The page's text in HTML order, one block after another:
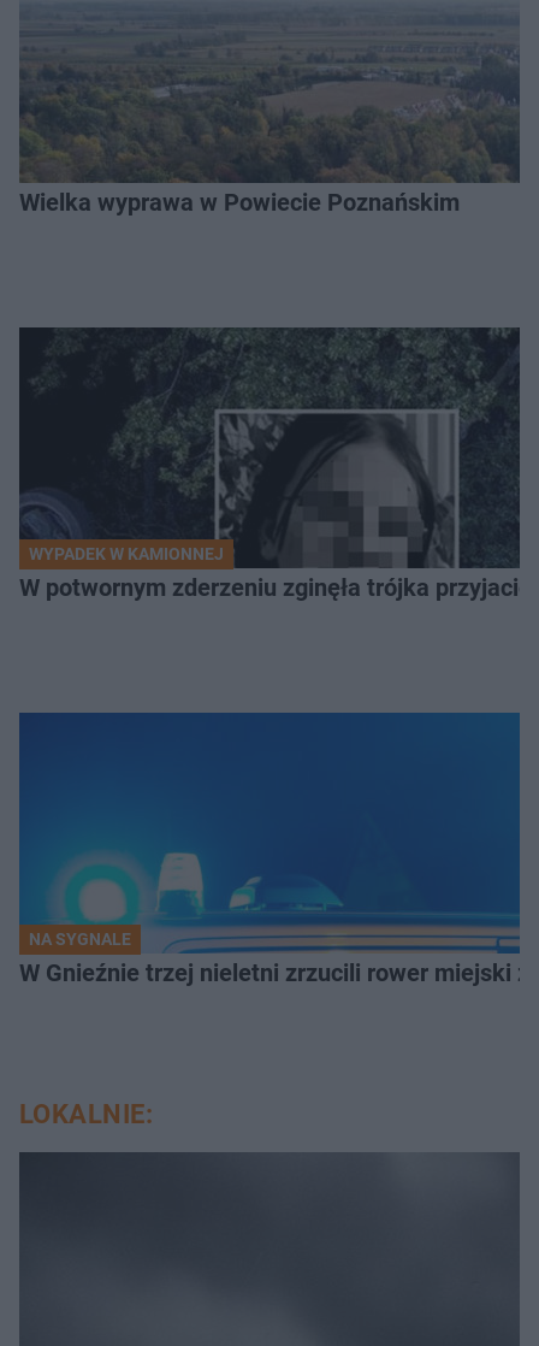
Wielka wyprawa w Powiecie Poznańskim
WYPADEK W KAMIONNEJ
W potwornym zderzeniu zginęła trójka
NA SYGNALE
W Gnieźnie trzej nieletni zrzucili rower miejski
LOKALNIE: